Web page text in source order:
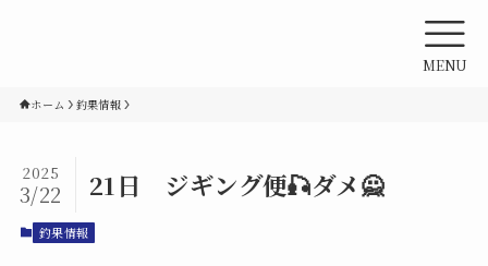
MENU
ホーム 釣果情報
21日 ジギング便🎣ダメ🙅
2025
3/22
釣果情報